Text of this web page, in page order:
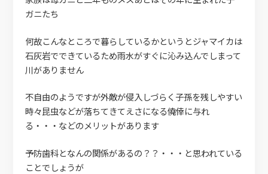
ガニたち
何故こんなところで暮らしているかというとジャマイカは
石灰岩でできているため雨水がすぐに沁み込んでしまって
川がありません
不自由のようですが外敵が侵入しづらく子孫を残しやすい
時々昆虫などが落ちてきてえさになる僥倖に与れ
る・・・などのメリットがあります
予防歯科となんの関係があるの？？・・・と思われている
ことでしょうが